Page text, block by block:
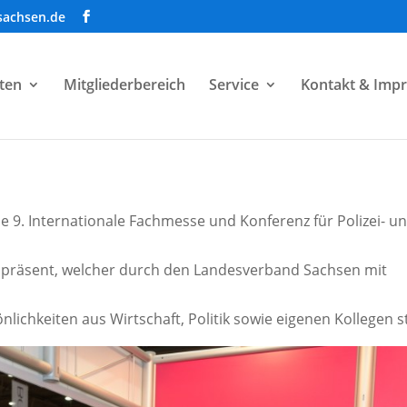
Mitgliederbereich Service Kontakt &
9. Internationale Fachmesse und Konferenz für Polizei-
welcher durch den Landesverband Sachsen mit
aus Wirtschaft, Politik sowie eigenen Kollegen